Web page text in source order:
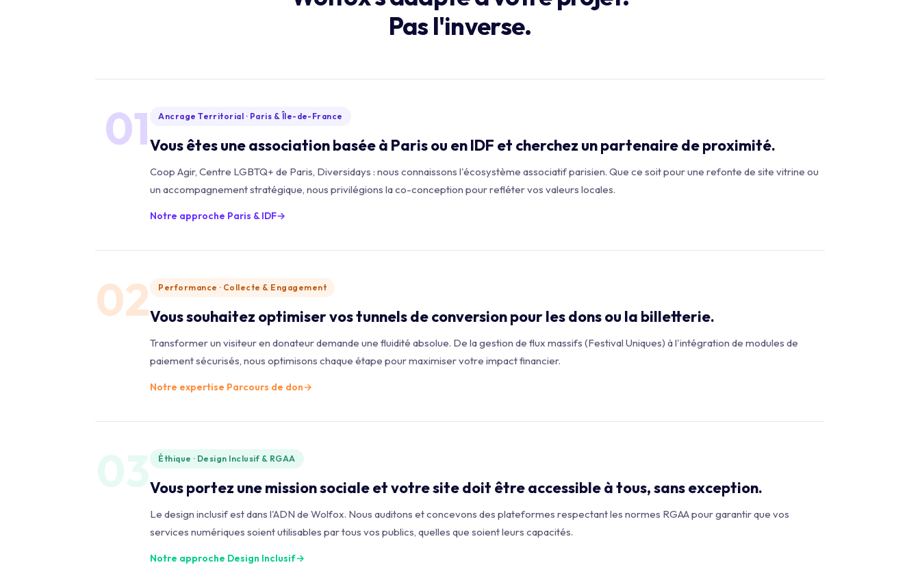
Pas l'inverse.
01 Ancrage Territorial · Paris & Île-de-France
Vous êtes une association basée à Paris ou en IDF et cherchez un partenaire de proximité.
Coop Agir, Centre LGBTQ+ de Paris, Diversidays : nous connaissons l'écosystème associatif parisien. Que ce soit pour une refonte de site vitrine ou
un accompagnement stratégique, nous privilégions la co-conception pour refléter vos valeurs locales.
Notre approche Paris & IDF→
02 Performance · Collecte & Engagement
Vous souhaitez optimiser vos tunnels de conversion pour les dons ou la billetterie.
Transformer un visiteur en donateur demande une fluidité absolue. De la gestion de flux massifs (Festival Uniques) à l'intégration de modules de
paiement sécurisés, nous optimisons chaque étape pour maximiser votre impact financier.
Notre expertise Parcours de don→
03 Éthique · Design Inclusif & RGAA
Vous portez une mission sociale et votre site doit être accessible à tous, sans exception.
Le design inclusif est dans l'ADN de Wolfox. Nous auditons et concevons des plateformes respectant les normes RGAA pour garantir que vos
services numériques soient utilisables par tous vos publics, quelles que soient leurs capacités.
Notre approche Design Inclusif→